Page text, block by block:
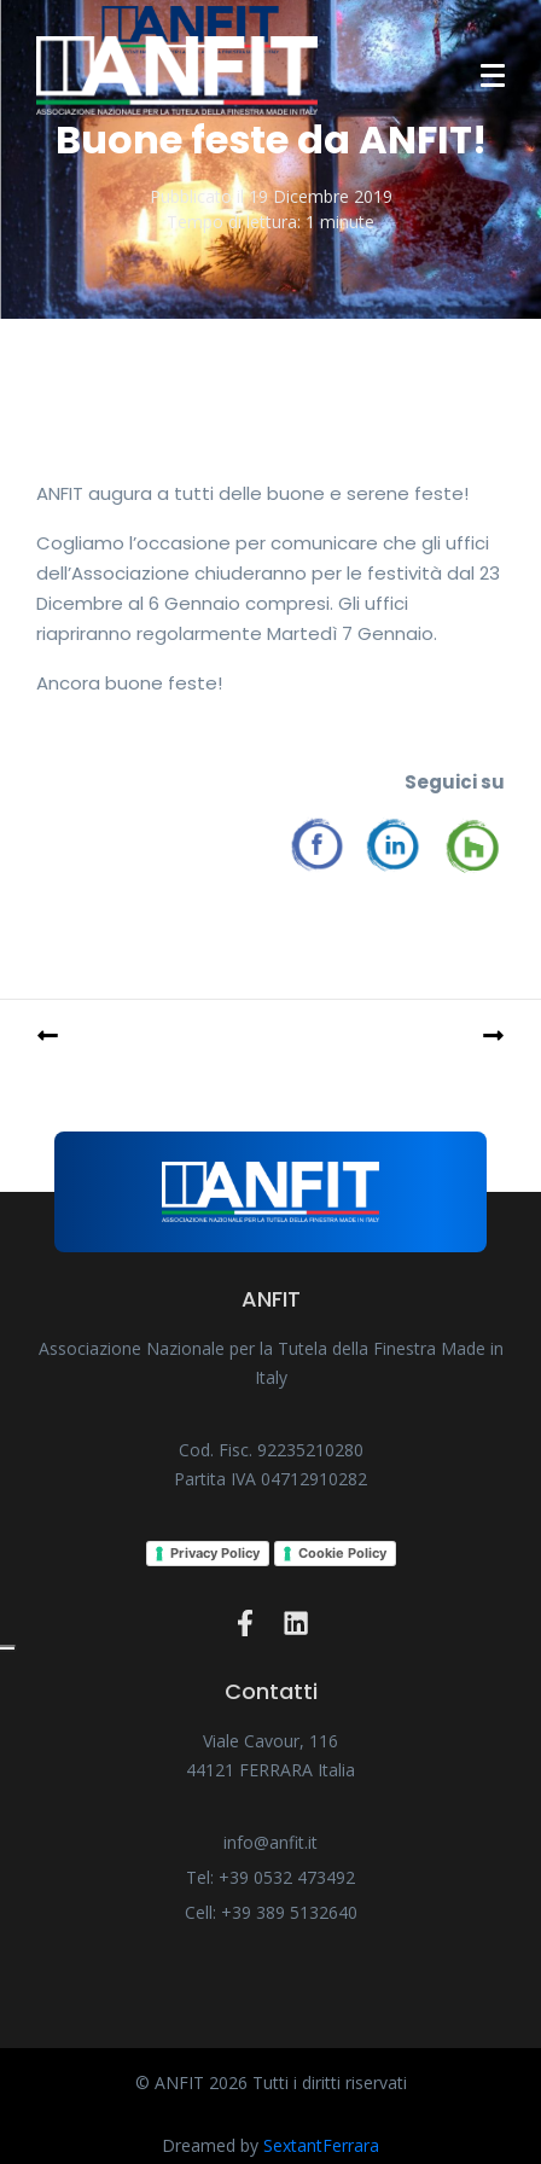
Buone feste da ANFIT!
Pubblicato il19 Dicembre 2019
Tempo di lettura:1 minute
ANFIT augura a tutti delle buone e serene feste!
Cogliamo l’occasione per comunicare che gli uffici
dell’Associazione chiuderanno per le festività dal 23
Dicembre al 6 Gennaio compresi. Gli uffici
riapriranno regolarmente Martedì 7 Gennaio.
Ancora buone feste!
Seguici su
ANFIT
Associazione Nazionale per la Tutela della Finestra Made in
Italy
Cod. Fisc. 92235210280
Partita IVA 04712910282
Privacy Policy Cookie Policy
Contatti
Viale Cavour, 116
44121 FERRARA Italia
info@anfit.it
Tel: +39 0532 473492
Cell: +39 389 5132640
© ANFIT 2026 Tutti i diritti riservati
Dreamed by SextantFerrara